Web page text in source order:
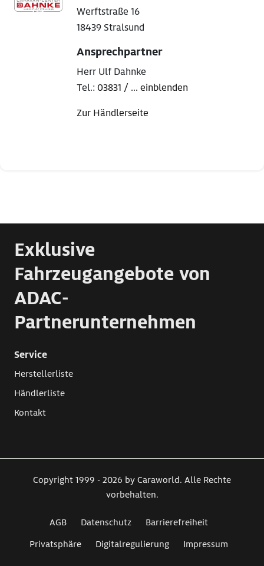
Werftstraße 16
18439 Stralsund
Ansprechpartner
Herr Ulf Dahnke
Tel.: 03831 / ... einblenden
Zur Händlerseite
Exklusive
Fahrzeugangebote von
ADAC-
Partnerunternehmen
Service
Herstellerliste
Händlerliste
Kontakt
Copyright 1999 - 2026 by Caraworld. Alle Rechte
vorbehalten.
AGB Datenschutz
Barrierefreiheit
Privatsphäre
Digitalregulierung Impressum